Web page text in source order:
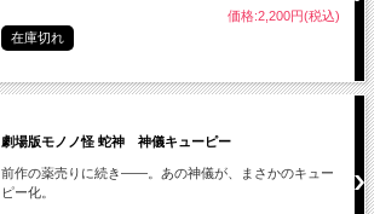
価格:2,200円(税込)
在庫切れ
劇場版モノノ怪 蛇神 神儀キューピー
前作の薬売りに続き――。あの神儀が、まさかのキュー
ピー化。